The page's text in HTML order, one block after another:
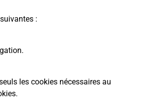
:
les cookies nécessaires au
.